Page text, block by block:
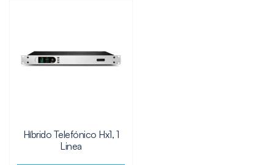
Híbrido Telefónico Hx1, 1
Linea